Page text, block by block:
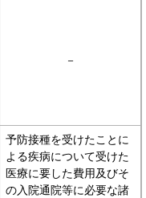
－
予防接種を受けたことに
よる疾病について受けた
医療に要した費用及びそ
の入院通院等に必要な諸